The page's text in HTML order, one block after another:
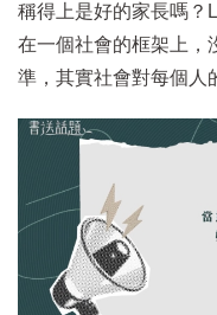
稱得上是好的家長嗎？
在一個社會的框架上，
準，其實社會對每個人